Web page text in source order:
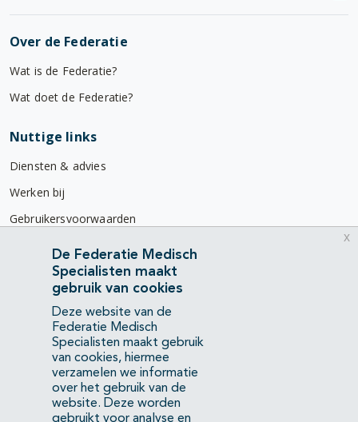
Over de Federatie
Wat is de Federatie?
Wat doet de Federatie?
Nuttige links
Diensten & advies
Werken bij
Gebruikersvoorwaarden
Privacyverklaring
Contact
Mercatorlaan 1200
3528 BL Utrecht
(088) 505 34 34
info@richtlijnendatabase.nl
De Federatie Medisch
Specialisten maakt
gebruik van cookies
Deze website van de
Federatie Medisch
Specialisten maakt gebruik
van cookies, hiermee
verzamelen we informatie
over het gebruik van de
website. Deze worden
gebruikt voor analyse en
x